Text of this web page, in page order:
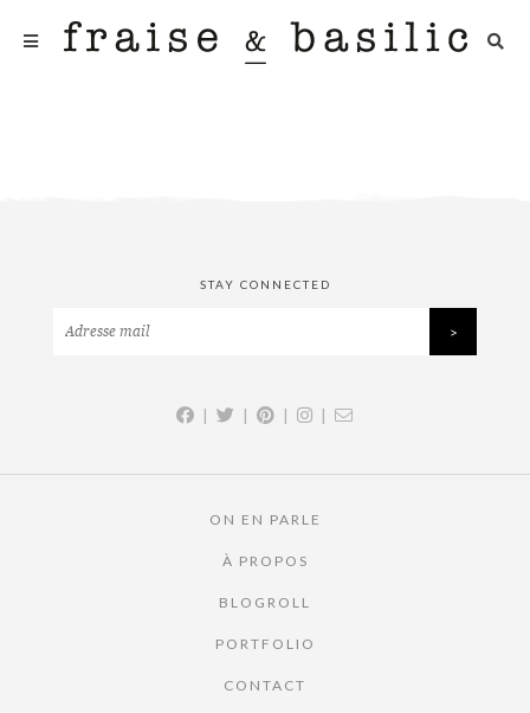
STAY CONNECTED
| | | |
ON EN PARLE
À PROPOS
BLOGROLL
PORTFOLIO
CONTACT